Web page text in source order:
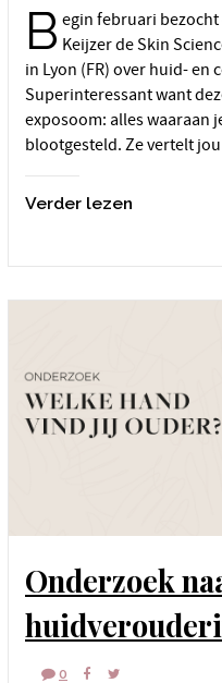
B egin februari
Keijzer de Skin
in Lyon (FR) over huid- en
Superinteressant want
exposoom: alles waaraan
blootgesteld. Ze vertelt
Verder lezen
Onderzoek naar kenmerken van
0